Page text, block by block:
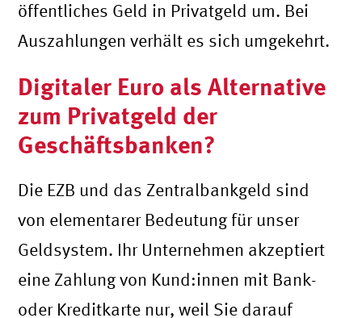
öffentliches Geld in Privatgeld um. Bei
Auszahlungen verhält es sich umgekehrt.
Digitaler Euro als Alternative
zum Privatgeld der
Geschäftsbanken?
Die EZB und das Zentralbankgeld sind
von elementarer Bedeutung für unser
Geldsystem. Ihr Unternehmen akzeptiert
eine Zahlung von Kund:innen mit Bank-
oder Kreditkarte nur, weil Sie darauf